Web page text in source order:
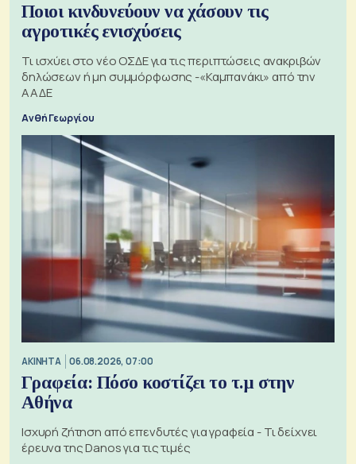
Ποιοι κινδυνεύουν να χάσουν τις
αγροτικές ενισχύσεις
Τι ισχύει στο νέο ΟΣΔΕ για τις περιπτώσεις ανακριβών
δηλώσεων ή μη συμμόρφωσης -«Καμπανάκι» από την
ΑΑΔΕ
Ανθή Γεωργίου
ΑΚΙΝΗΤΑ 06.08.2026, 07:00
Γραφεία: Πόσο κοστίζει το τ.μ στην
Αθήνα
Ισχυρή ζήτηση από επενδυτές για γραφεία - Τι δείχνει
έρευνα της Danos για τις τιμές